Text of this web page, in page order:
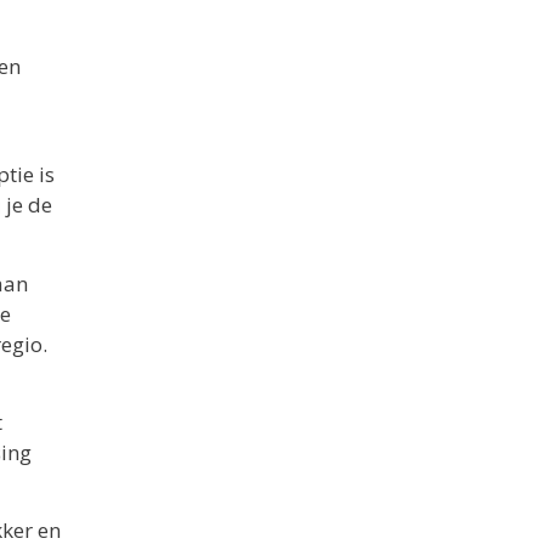
is
de
en